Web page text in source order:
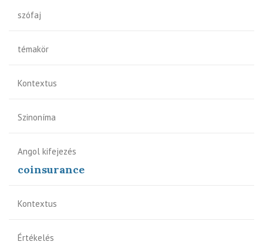
szófaj
témakör
Kontextus
Szinoníma
Angol kifejezés
coinsurance
Kontextus
Értékelés